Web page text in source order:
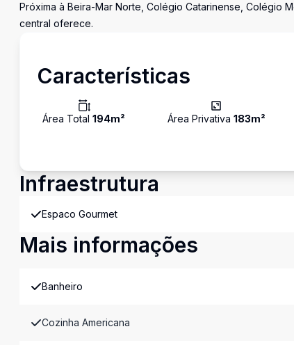
Próxima à Beira-Mar Norte, Colégio Catarinense, Colégio
central oferece.
Características
Área Total 194m² Área Privativa 183m²
Infraestrutura
Espaco Gourmet
Mais informações
Banheiro
Cozinha Americana